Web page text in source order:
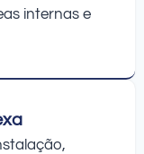
internas e